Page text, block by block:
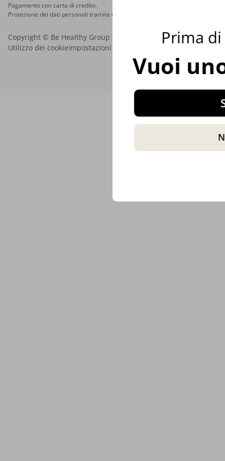
Pagamento con carta di credito.
Protezione dei dati personali tramite crittografia SSL.
Copyright © Be Healthy Group d.o.o. 2012 - 2026
Utilizzo dei cookieImpostazioni dei cookie Prima
Vuoi